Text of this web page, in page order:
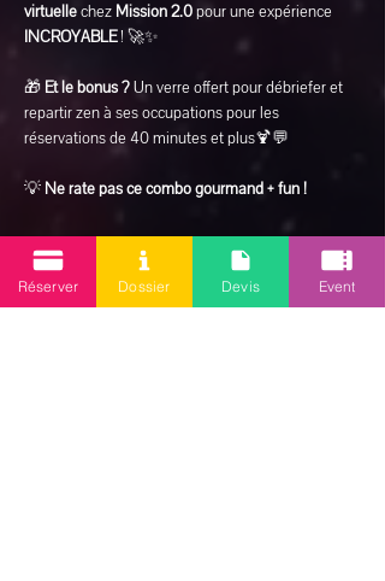
virtuelle chez Mission 2.0 pour une expérience
INCROYABLE ! 🚀✨
🎁 Et le bonus ? Un verre offert pour débriefer et
repartir zen à ses occupations pour les
réservations de 40 minutes et plus🍹💬
💡 Ne rate pas ce combo gourmand + fun !
Réserver Dossier Devis Event